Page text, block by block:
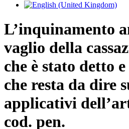
L’inquinamento
vaglio della
che è stato detto
che resta da dire
applicativi
cod. pen.